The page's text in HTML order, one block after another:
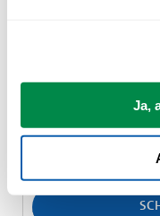
Ja,
2 sterren
0%zou dit